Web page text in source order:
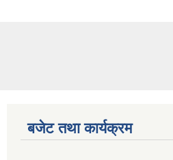
बजेट तथा कार्यक्रम